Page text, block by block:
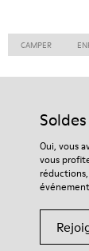
CAMPER
Oui, vous
vous